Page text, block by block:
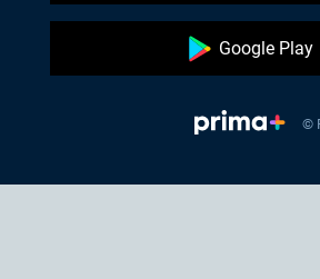
Google Play
©